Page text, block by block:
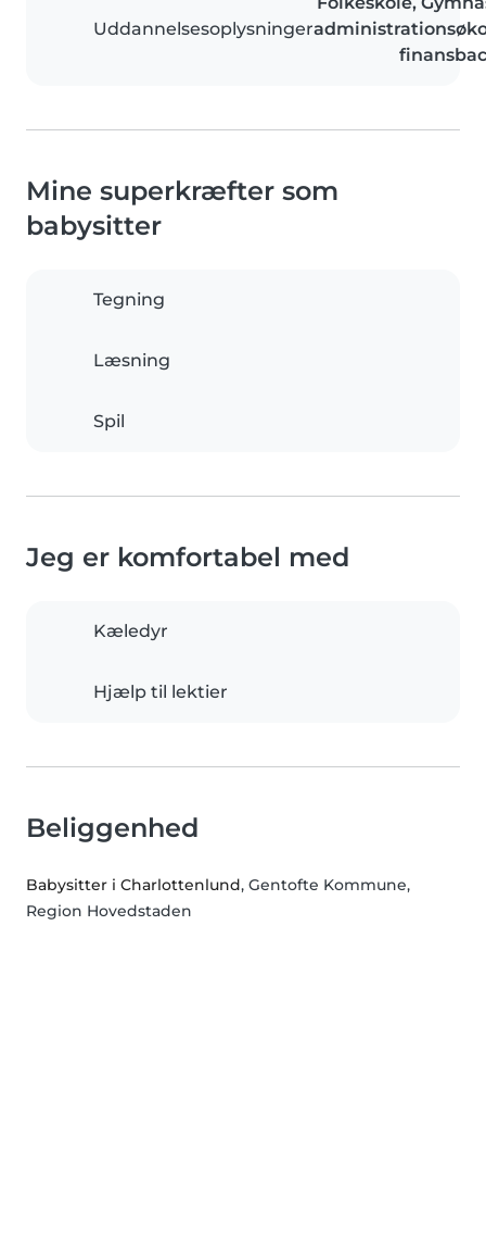
Uddannelsesoplysninger
Mine superkræfter som
babysitter
Tegning
Læsning
Spil
Jeg er komfortabel med
Kæledyr
Hjælp til lektier
Beliggenhed
Babysitter i Charlottenlund, Gentofte Kommune,
Region Hovedstaden